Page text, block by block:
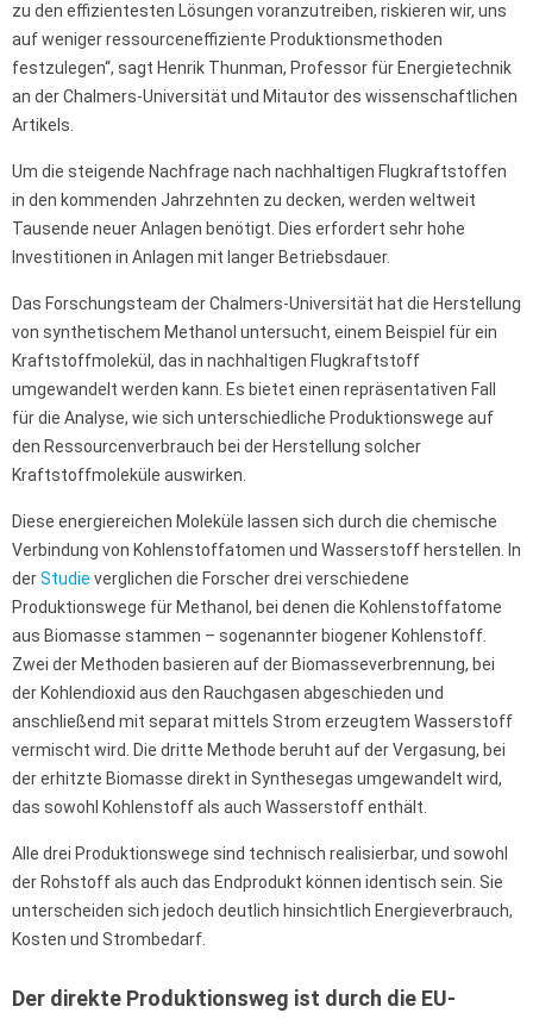
zu den effizientesten Lösungen voranzutreiben, riskieren wir, uns
auf weniger ressourceneffiziente Produktionsmethoden
festzulegen“, sagt Henrik Thunman, Professor für Energietechnik
an der Chalmers-Universität und Mitautor des wissenschaftlichen
Artikels.
Um die steigende Nachfrage nach nachhaltigen Flugkraftstoffen
in den kommenden Jahrzehnten zu decken, werden weltweit
Tausende neuer Anlagen benötigt. Dies erfordert sehr hohe
Investitionen in Anlagen mit langer Betriebsdauer.
Das Forschungsteam der Chalmers-Universität hat die Herstellung
von synthetischem Methanol untersucht, einem Beispiel für ein
Kraftstoffmolekül, das in nachhaltigen Flugkraftstoff
umgewandelt werden kann. Es bietet einen repräsentativen Fall
für die Analyse, wie sich unterschiedliche Produktionswege auf
den Ressourcenverbrauch bei der Herstellung solcher
Kraftstoffmoleküle auswirken.
Diese energiereichen Moleküle lassen sich durch die chemische
Verbindung von Kohlenstoffatomen und Wasserstoff herstellen. In
derStudie verglichen die Forscher drei verschiedene
Produktionswege für Methanol, bei denen die Kohlenstoffatome
aus Biomasse stammen – sogenannter biogener Kohlenstoff.
Zwei der Methoden basieren auf der Biomasseverbrennung, bei
der Kohlendioxid aus den Rauchgasen abgeschieden und
anschließend mit separat mittels Strom erzeugtem Wasserstoff
vermischt wird. Die dritte Methode beruht auf der Vergasung, bei
der erhitzte Biomasse direkt in Synthesegas umgewandelt wird,
das sowohl Kohlenstoff als auch Wasserstoff enthält.
Alle drei Produktionswege sind technisch realisierbar, und sowohl
der Rohstoff als auch das Endprodukt können identisch sein. Sie
unterscheiden sich jedoch deutlich hinsichtlich Energieverbrauch,
Kosten und Strombedarf.
Der direkte Produktionsweg ist durch die EU-